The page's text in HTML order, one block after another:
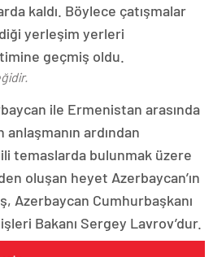
kaldı. Böylece çatışmalar
yerleşim yerleri
geçmiş oldu.
ile Ermenistan arasında
anlaşmanın ardından
temaslarda bulunmak üzere
oluşan heyet Azerbaycan’ın
Azerbaycan Cumhurbaşkanı
Bakanı Sergey Lavrov’dur.